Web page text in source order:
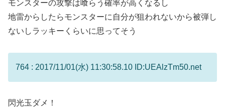
モンスターの攻撃は喰らう確率が高くなるし
地雷からしたらモンスターに自分が狙われないから被弾し
ないしラッキーくらいに思ってそう
764 : 2017/11/01(水) 11:30:58.10 ID:UEAlzTm50.net
閃光玉ダメ！